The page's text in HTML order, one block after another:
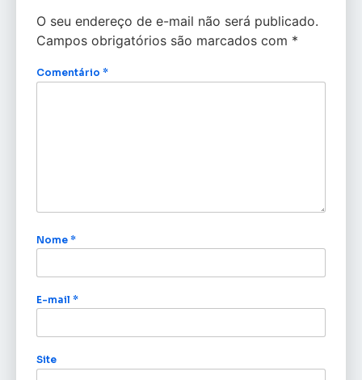
O seu endereço de e-mail não será publicado.
Campos obrigatórios são marcados com *
Comentário *
Nome *
E-mail *
Site